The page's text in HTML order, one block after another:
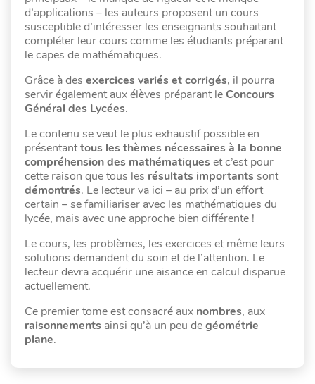
d’applications – les auteurs proposent un cours
susceptible d’intéresser les enseignants souhaitant
compléter leur cours comme les étudiants préparant
le capes de mathématiques.
Grâce à des exercices variés et corrigés, il pourra
servir également aux élèves préparant le Concours
Général des Lycées.
Le contenu se veut le plus exhaustif possible en
présentanttous les thèmes nécessaires à la bonne
compréhension des mathématiques et c’est pour
cette raison que tous les résultats importants sont
démontrés. Le lecteur va ici – au prix d’un effort
certain – se familiariser avec les mathématiques du
lycée, mais avec une approche bien différente !
Le cours, les problèmes, les exercices et même leurs
solutions demandent du soin et de l’attention. Le
lecteur devra acquérir une aisance en calcul disparue
actuellement.
Ce premier tome est consacré aux nombres, aux
raisonnements ainsi qu’à un peu degéométrie
plane.